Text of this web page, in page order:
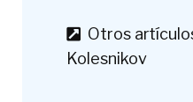
Otros
Kolesnikov